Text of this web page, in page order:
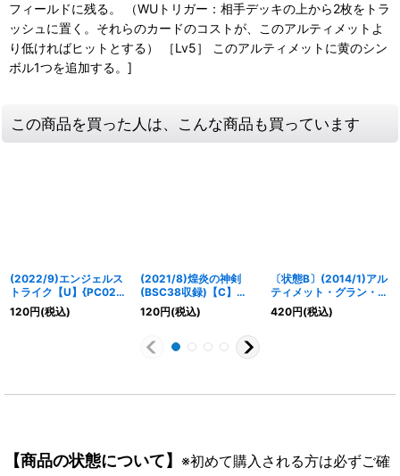
フィールドに残る。 （WUトリガー：相手デッキの上から2枚をトラ
ッシュに置く。それらのカードのコストが、このアルティメットよ
り低ければヒットとする） ［Lv5］ このアルティメットに黄のシン
ボル1つを追加する。]
この商品を買った人は、こんな商品も買っています
(2022/9)エンジェルス
トライク【U】{PC02-
RV002}《黄》
120円(税込)
(2021/8)煌炎の神剣
(BSC38収録)【C】
{BS28-066}《赤》
120円(税込)
〔状態B〕(2014/1)アル
ティメット・グラン・ウ
ォーデン【X】{BS25-
X06}《白》
420円(税込)
【商品の状態について】 ※初めて購入される方は必ずご確